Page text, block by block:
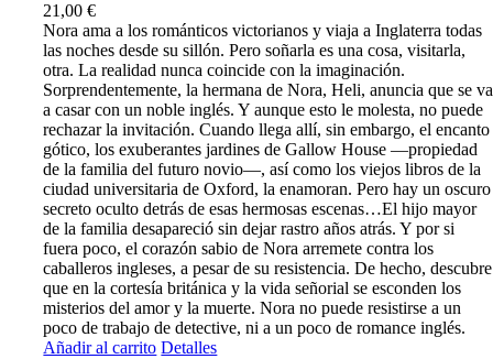
21,00€
Nora ama a los románticos victorianos y viaja a Inglaterra todas
las noches desde su sillón. Pero soñarla es una cosa, visitarla,
otra. La realidad nunca coincide con la imaginación.
Sorprendentemente, la hermana de Nora, Heli, anuncia que se va
a casar con un noble inglés. Y aunque esto le molesta, no puede
rechazar la invitación. Cuando llega allí, sin embargo, el encanto
gótico, los exuberantes jardines de Gallow House —propiedad
de la familia del futuro novio—, así como los viejos libros de la
ciudad universitaria de Oxford, la enamoran. Pero hay un oscuro
secreto oculto detrás de esas hermosas escenas…El hijo mayor
de la familia desapareció sin dejar rastro años atrás. Y por si
fuera poco, el corazón sabio de Nora arremete contra los
caballeros ingleses, a pesar de su resistencia. De hecho, descubre
que en la cortesía británica y la vida señorial se esconden los
misterios del amor y la muerte. Nora no puede resistirse a un
poco de trabajo de detective, ni a un poco de romance inglés.
Añadir al carrito Detalles